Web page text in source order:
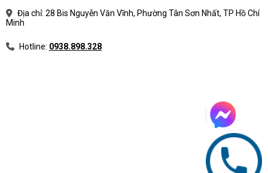
Địa chỉ: 28 Bis Nguyễn Văn Vĩnh, Phường Tân Sơn Nhất, TP Hồ Chí
Minh
Hotline: 0938.898.328